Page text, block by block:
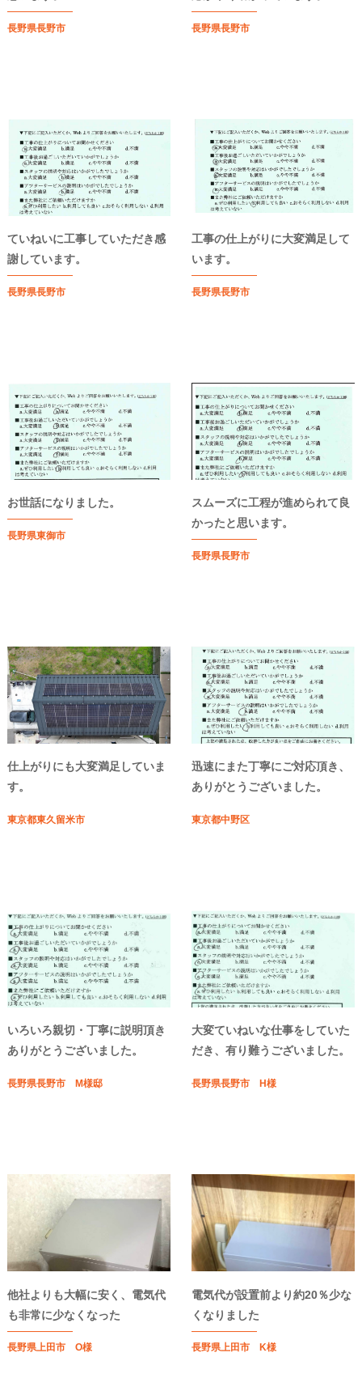
長野県長野市 長野県長野市
ていねいに工事していただき感
謝しています。
長野県長野市
工事の仕上がりに大変満足して
います。
長野県長野市
お世話になりました。
長野県東御市
スムーズに工程が進められて良
かったと思います。
長野県長野市
仕上がりにも大変満足していま
す。
東京都東久留米市
迅速にまた丁寧にご対応頂き、
ありがとうございました。
東京都中野区
いろいろ親切・丁寧に説明頂き
ありがとうございました。
長野県長野市 M様邸
大変ていねいな仕事をしていた
だき、有り難うございました。
長野県長野市 H様
他社よりも大幅に安く、電気代
も非常に少なくなった
長野県上田市 O様
電気代が設置前より約20％少な
くなりました
長野県上田市 K様